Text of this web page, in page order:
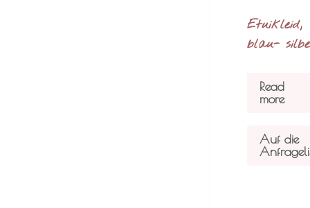
Etuikleid,
blau-
Read
more
Auf die